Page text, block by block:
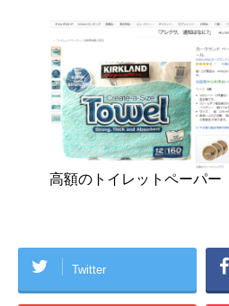
高額のトイレットペーパー
Twitter